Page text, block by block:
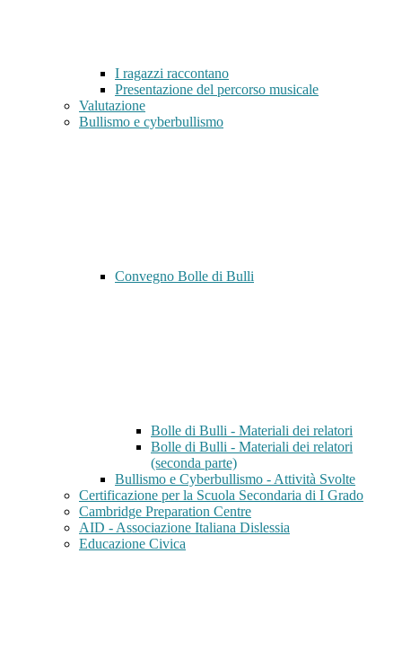
I ragazzi raccontano
Presentazione del percorso musicale
Valutazione
Bullismo e cyberbullismo
Convegno Bolle di Bulli
Bolle di Bulli - Materiali dei relatori
Bolle di Bulli - Materiali dei relatori
(seconda parte)
Bullismo e Cyberbullismo - Attività Svolte
Certificazione per la Scuola Secondaria di I Grado
Cambridge Preparation Centre
AID - Associazione Italiana Dislessia
Educazione Civica